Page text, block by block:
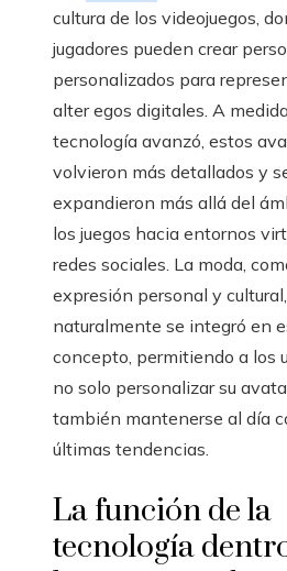
cultura de los videojuegos,
jugadores pueden crear
personalizados para
alter egos digitales. A
tecnología avanzó, estos
volvieron más detallados y
expandieron más allá del
los juegos hacia entornos
redes sociales. La moda,
expresión personal y cultural,
naturalmente se integró en
concepto, permitiendo a los
no solo personalizar su
también mantenerse al día
últimas tendencias.
La función de la
tecnología